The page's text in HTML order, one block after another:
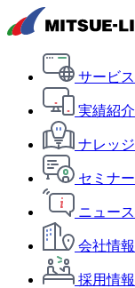
サービス
実績紹介
ナレッジ
セミナー
ニュース
会社情報
採用情報